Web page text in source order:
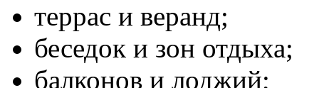
террас и веранд;
беседок и зон отдыха;
балконов и лоджий;